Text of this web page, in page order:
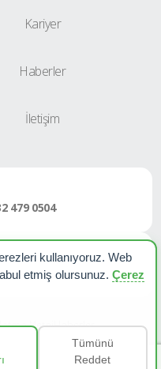
Kariyer
Haberler
İletişim
479 0504
MetniHaberler
kullanıyoruz. Web
etmiş olursunuz. Çerez
Tümünü
Reddet